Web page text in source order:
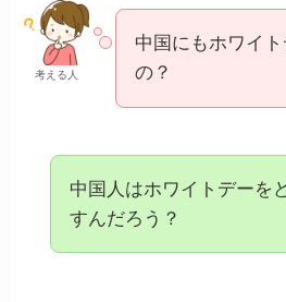
考える人
中国にもホワイ
の？
中国人はホワイトデーを
すんだろう？